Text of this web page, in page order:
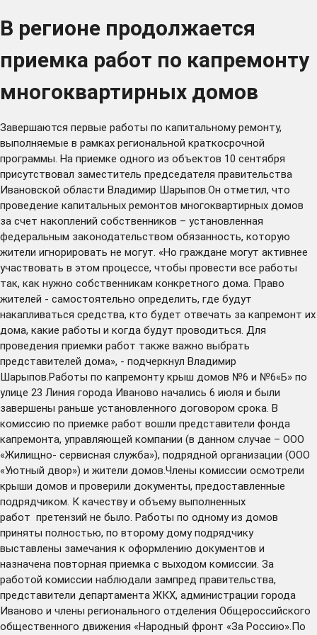
В регионе продолжается
приемка работ по капремонту
многоквартирных домов
Завершаются первые работы по капитальному ремонту,
выполняемые в рамках региональной краткосрочной
программы. На приемке одного из объектов 10 сентября
присутствовал заместитель председателя правительства
Ивановской области Владимир Шарыпов.Он отметил, что
проведение капитальных ремонтов многоквартирных домов
за счет накоплений собственников – установленная
федеральным законодательством обязанность, которую
жители игнорировать не могут. «Но граждане могут активнее
участвовать в этом процессе, чтобы провести все работы
так, как нужно собственникам конкретного дома. Право
жителей - самостоятельно определить, где будут
накапливаться средства, кто будет отвечать за капремонт их
дома, какие работы и когда будут проводиться. Для
проведения приемки работ также важно выбрать
представителей дома», - подчеркнул Владимир
Шарыпов.Работы по капремонту крыш домов №6 и №6«Б» по
улице 23 Линия города Иваново начались 6 июля и были
завершены раньше установленного договором срока. В
комиссию по приемке работ вошли представители фонда
капремонта, управляющей компании (в данном случае – ООО
«Жилищно- сервисная служба»), подрядной организации (ООО
«Уютный двор») и жители домов.Члены комиссии осмотрели
крыши домов и проверили документы, предоставленные
подрядчиком. К качеству и объему выполненных
работ претензий не было. Работы по одному из домов
приняты полностью, по второму дому подрядчику
выставлены замечания к оформлению документов и
назначена повторная приемка с выходом комиссии. За
работой комиссии наблюдали зампред правительства,
представители департамента ЖКХ, администрации города
Иваново и члены регионального отделения Общероссийского
общественного движения «Народный фронт «За Россию».По